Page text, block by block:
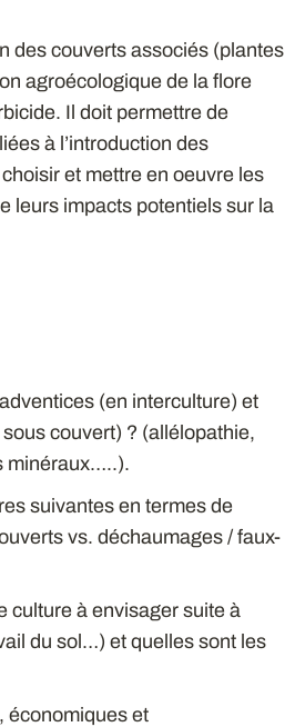
des couverts associés (plantes
agroécologique de la flore
Il doit permettre de
à l’introduction des
et mettre en oeuvre les
leurs impacts potentiels sur la
(en interculture) et
couvert) ? (allélopathie,
minéraux…..).
suivantes en termes de
vs. déchaumages / faux-
culture à envisager suite à
du sol…) et quelles sont les
économiques et